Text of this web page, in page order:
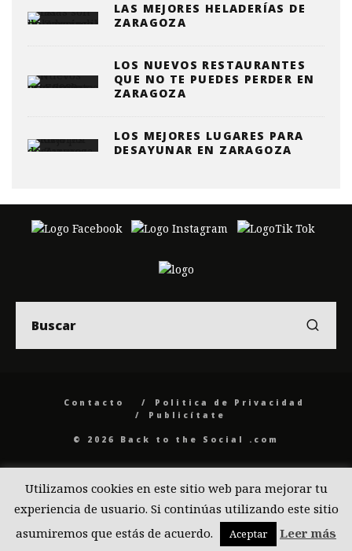
LAS MEJORES HELADERÍAS DE
ZARAGOZA
LOS NUEVOS RESTAURANTES
QUE NO TE PUEDES PERDER EN
ZARAGOZA
LOS MEJORES LUGARES PARA
DESAYUNAR EN ZARAGOZA
Contacto
Politica de Privacidad
Publicítate
© 2026 Back to the Social .com
Utilizamos cookies en este sitio web para mejorar tu
experiencia de usuario. Si continúas utilizando este sitio
asumiremos que estás de acuerdo.
Aceptar Leer más